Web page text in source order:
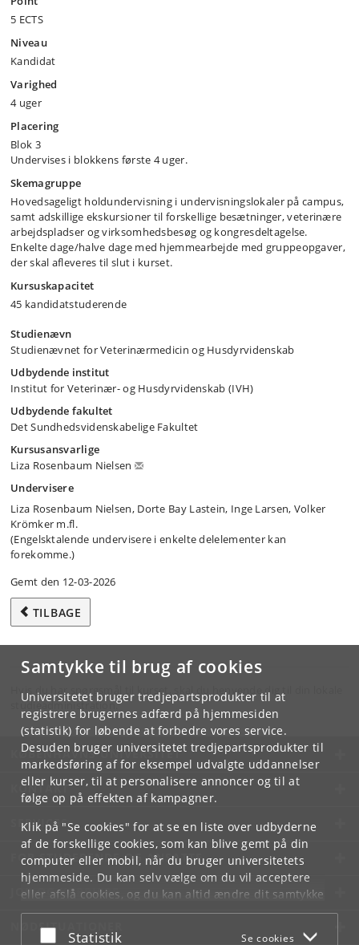
Samtykke til brug af cookies
Universitetet bruger tredjepartsprodukter til at
registrere brugernes adfærd på hjemmesiden
(statistik) for løbende at forbedre vores service.
Desuden bruger universitetet tredjepartsprodukter til
markedsføring af for eksempel udvalgte uddannelser
eller kurser, til at personalisere annoncer og til at
følge op på effekten af kampagner.
Klik på "Se cookies" for at se en liste over udbyderne
af de forskellige cookies, som kan blive gemt på din
computer eller mobil, når du bruger universitetets
hjemmeside. Du kan selv vælge om du vil acceptere
eller afslå cookies, og du kan altid ændre dit samtykke
underCookie- og privatlivspolitiksom du finder i
bunden af hver side.
Acceptér eller afslå
Statistik Se cookies
5 ECTS
Niveau
Kandidat
Varighed
4 uger
Placering
Blok 3
Undervises i blokkens første 4 uger.
Skemagruppe
Hovedsageligt holdundervisning i undervisningslokaler på campus,
samt adskillige ekskursioner til forskellige besætninger, veterinære
arbejdspladser og virksomhedsbesøg og kongresdeltagelse.
Enkelte dage/halve dage med hjemmearbejde med gruppeopgaver,
der skal afleveres til slut i kurset.
Kursuskapacitet
45 kandidatstuderende
Studienævn
Studienævnet for Veterinærmedicin og Husdyrvidenskab
Udbydende institut
Institut for Veterinær- og Husdyrvidenskab (IVH)
Udbydende fakultet
Det Sundhedsvidenskabelige Fakultet
Kursusansvarlige
Liza Rosenbaum Nielsen
Undervisere
Liza Rosenbaum Nielsen, Dorte Bay Lastein, Inge Larsen, Volker
Krömker m.fl.
(Engelsktalende undervisere i enkelte delelementer kan
forekomme.)
Gemt den 12-03-2026
TILBAGE
Hvis du har spørgsmål til kurset, skal du henvende dig til din lokale
studieadministration.
KØBENHAVNS UNIVERSITET
KONTAKT
SERVICES
FOR STUDERENDE OG ANSATTE
JOB OG KARRIERE
NØDSITUATIONER